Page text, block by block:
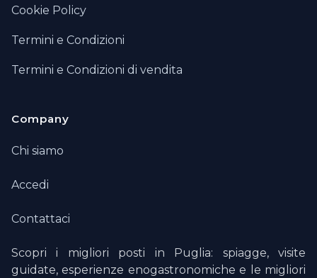
Cookie Policy
Termini e Condizioni
Termini e Condizioni di vendita
Company
Chi siamo
Accedi
Contattaci
Scopri i migliori posti in Puglia: spiagge, visite
guidate, esperienze enogastronomiche e le migliori